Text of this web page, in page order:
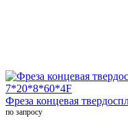
Фреза концевая
по запросу